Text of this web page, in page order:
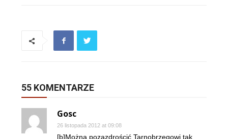
55 KOMENTARZE
Gosc
26 listopada 2012 at 09:08
[b]Można pozazdrościć Tarnobrzegowi tak